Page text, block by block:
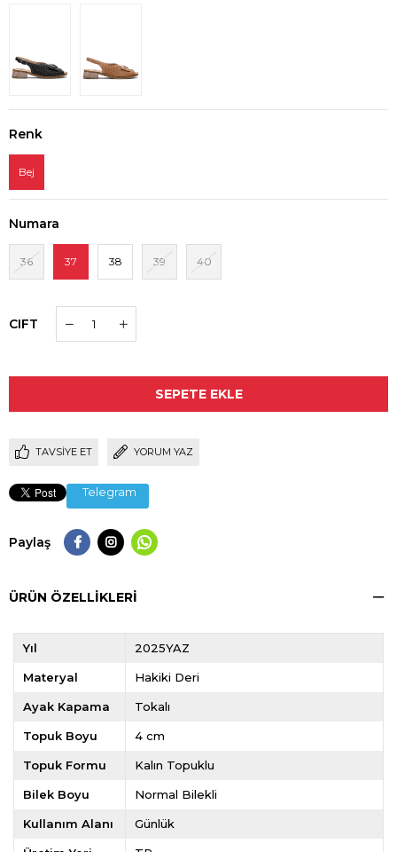
Renk
Bej
Numara
36 37 38 39 40
CIFT
TAVSIYE ET YORUM YAZ
Telegram
Paylaş
ÜRÜN ÖZELLIKLERI
Yıl 2025YAZ
Materyal Hakiki Deri
Ayak Kapama Tokalı
Topuk Boyu 4 cm
Topuk Formu Kalın Topuklu
Bilek Boyu Normal Bilekli
Kullanım Alanı Günlük